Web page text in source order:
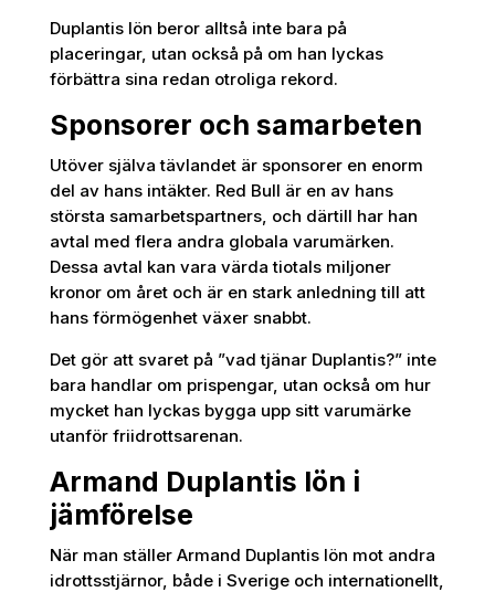
Duplantis lön beror alltså inte bara på
placeringar, utan också på om han lyckas
förbättra sina redan otroliga rekord.
Sponsorer och samarbeten
Utöver själva tävlandet är sponsorer en enorm
del av hans intäkter. Red Bull är en av hans
största samarbetspartners, och därtill har han
avtal med flera andra globala varumärken.
Dessa avtal kan vara värda tiotals miljoner
kronor om året och är en stark anledning till att
hans förmögenhet växer snabbt.
Det gör att svaret på ”vad tjänar Duplantis?” inte
bara handlar om prispengar, utan också om hur
mycket han lyckas bygga upp sitt varumärke
utanför friidrottsarenan.
Armand Duplantis lön i
jämförelse
När man ställer Armand Duplantis lön mot andra
idrottsstjärnor, både i Sverige och internationellt,